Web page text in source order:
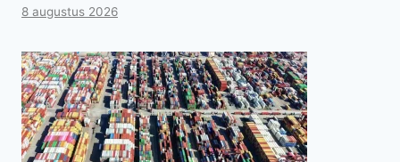
8 augustus 2026